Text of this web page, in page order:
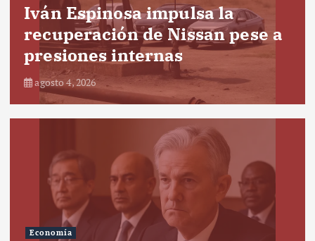
Iván Espinosa impulsa la
recuperación de Nissan pese a
presiones internas
agosto 4, 2026
Economía